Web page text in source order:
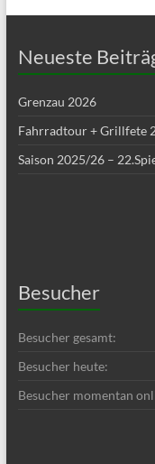
Neueste
Grenzau 2026
Fahrradtour + Grillfete
Saison 2025/26 –
Besucher
Besucher gesamt:
Besucher heute:
Besucher momentan